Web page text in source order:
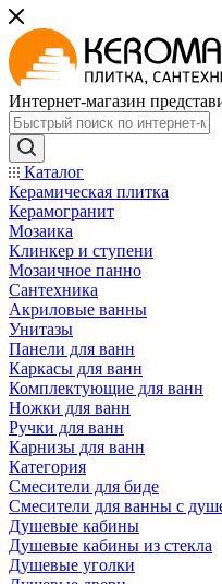
Интернет-магазин
Каталог
Керамическая плитка
Керамогранит
Мозаика
Клинкер и ступени
Мозаичное панно
Сантехника
Акриловые ванны
Унитазы
Панели для ванн
Каркасы для ванн
Комплектующие для ванн
Ножки для ванн
Ручки для ванн
Карнизы для ванн
Категория
Смесители для биде
Смесители для ванны с
Душевые кабины
Душевые кабины из стекла
Душевые уголки